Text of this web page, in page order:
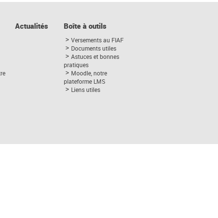
Actualités Boîte à outils
Versements au FIAF
Documents utiles
Astuces et bonnes
pratiques
Moodle, notre
plateforme LMS
Liens utiles